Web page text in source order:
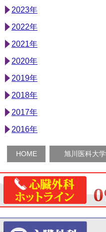
2023年
2022年
2021年
2020年
2019年
2018年
2017年
2016年
HOME 旭川医科大学